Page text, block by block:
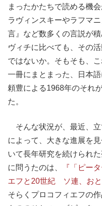
まったかたちで読める機
ラヴィンスキーやラフマ
言』など数多くの言説が
ヴィチに比べても、その
ではないか。そもそも、
一冊にまとまった、日本
頼豊による1968年のそれ
た。
そんな状況が、最近、
によって、大きな進展を
いて長年研究を続けられ
に問うたのは、
『「ピー
エフと20世紀 ソ連、おと
そらくプロコフィエフの